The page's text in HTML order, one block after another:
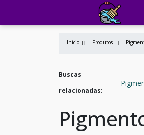
Início Produtos
Buscas
relacionadas: